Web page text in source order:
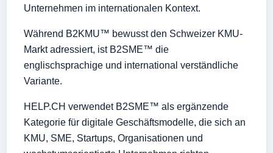
Unternehmen im internationalen Kontext.
Während B2KMU™ bewusst den Schweizer KMU-
Markt adressiert, ist B2SME™ die
englischsprachige und international verständliche
Variante.
HELP.CH verwendet B2SME™ als ergänzende
Kategorie für digitale Geschäftsmodelle, die sich an
KMU, SME, Startups, Organisationen und